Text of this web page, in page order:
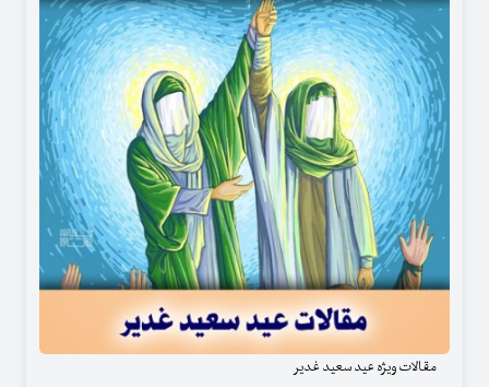
مقالات ویژه عید سعید غدیر